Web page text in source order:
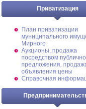
Приватизация
План приватизации
муниципального
Мирного
Аукционы, продажа
посредством
предложения,
объявления цены
Справочная